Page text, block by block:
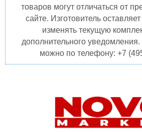
товаров могут отличаться от
сайте. Изготовитель
изменять текущую
дополнительного уведомления.
можно по телефону: +7